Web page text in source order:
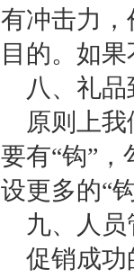
有冲击力
目的。如
八、礼
原则上
要有“钩”
设更多的“
九、人
促销成功